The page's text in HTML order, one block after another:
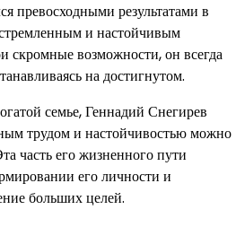
превосходными результатами в
и настойчивым
скромные возможности, он всегда
на достигнутом.
семье, Геннадий Снегирев
трудом и настойчивостью можно
часть его жизненного пути
его личности и
больших целей.